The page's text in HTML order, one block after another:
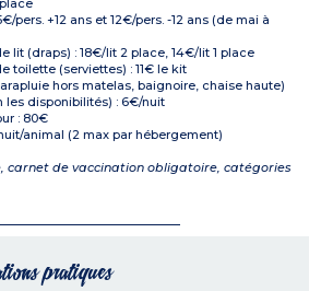
pers. +12 ans et 12€/pers. -12 ans (de mai à
lit (draps) : 18€/lit 2 place, 14€/lit 1 place
toilette (serviettes) : 11€ le kit
hors matelas, baignoire, chaise haute)
les disponibilités) : 6€/nuit
: 80€
animal (2 max par hébergement)
carnet de vaccination obligatoire, catégories
pratiques